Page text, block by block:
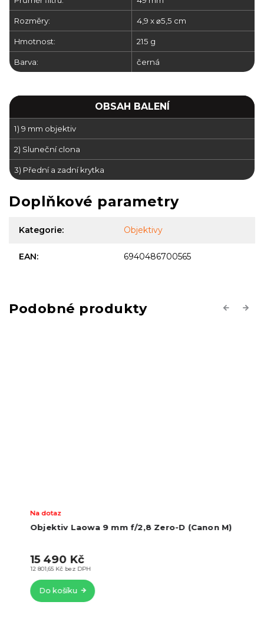
Rozměry: 4,9 x ⌀5,5 cm
Hmotnost: 215 g
Barva: černá
OBSAH BALENÍ
1) 9 mm objektiv
2) Sluneční clona
3) Přední a zadní krytka
Doplňkové parametry
Kategorie: Objektivy
EAN: 6940486700565
Previous
Objektiv Laowa 9 mm f/2,8 Zero-D (Canon M)
Na dotaz
12 801,65 Kč bez DPH
15 490 Kč
Do košíku
Next